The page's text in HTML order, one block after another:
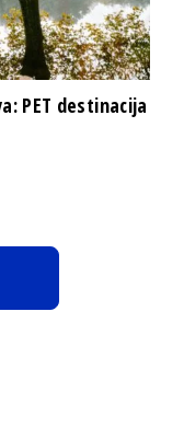
PET destinacija